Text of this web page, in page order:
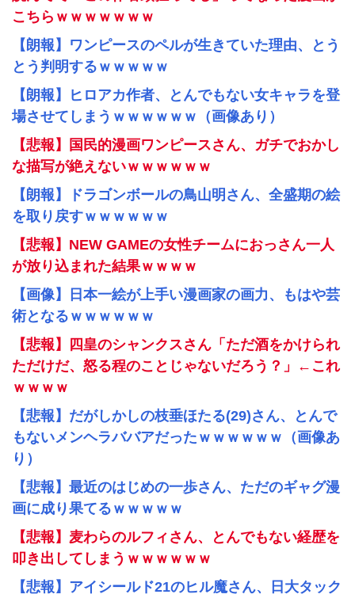
こちらｗｗｗｗｗｗｗ
【朗報】ワンピースのペルが生きていた理由、とう
とう判明するｗｗｗｗｗ
【朗報】ヒロアカ作者、とんでもない女キャラを登
場させてしまうｗｗｗｗｗｗ（画像あり）
【悲報】国民的漫画ワンピースさん、ガチでおかし
な描写が絶えないｗｗｗｗｗｗ
【朗報】ドラゴンボールの鳥山明さん、全盛期の絵
を取り戻すｗｗｗｗｗｗ
【悲報】NEW GAMEの女性チームにおっさん一人
が放り込まれた結果ｗｗｗｗ
【画像】日本一絵が上手い漫画家の画力、もはや芸
術となるｗｗｗｗｗｗ
【悲報】四皇のシャンクスさん「ただ酒をかけられ
ただけだ、怒る程のことじゃないだろう？」←これ
ｗｗｗｗ
【悲報】だがしかしの枝垂ほたる(29)さん、とんで
もないメンヘラババアだったｗｗｗｗｗｗ（画像あ
り）
【悲報】最近のはじめの一歩さん、ただのギャグ漫
画に成り果てるｗｗｗｗｗ
【悲報】麦わらのルフィさん、とんでもない経歴を
叩き出してしまうｗｗｗｗｗｗ
【悲報】アイシールド21のヒル魔さん、日大タック